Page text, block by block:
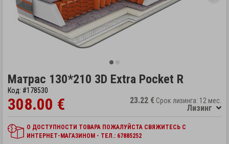
Матрас 130*210 3D Extra Pocket R
Код: #178530
308.00 € 23.22 € Срок лизинга: 12 мес.
Лизинг
О ДОСТУПНОСТИ ТОВАРА ПОЖАЛУЙСТА СВЯЖИТЕСЬ С
ИНТЕРНЕТ-МАГАЗИНОМ - ТЕЛ.: 67885252